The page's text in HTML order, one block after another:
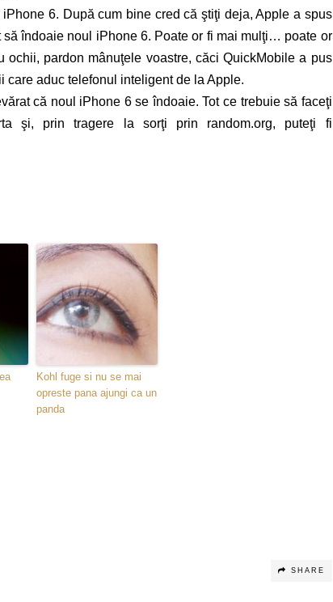
6. După cum bine cred că ştiţi deja, Apple a spus
îndoaie noul iPhone 6. Poate or fi mai mulţi… poate or
pardon mânuţele voastre, căci QuickMobile a pus
aduc telefonul inteligent de la Apple.
că noul iPhone 6 se îndoaie. Tot ce trebuie să faceţi
şi, prin tragere la sorţi prin random.org, puteţi fi
Kohl fuge si nu se mai
opreste pana ajungi ca un
panda
SHARE